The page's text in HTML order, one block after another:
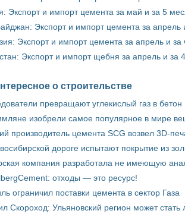
Экспорт и импорт цемента за май и за 5
Экспорт и импорт цемента за
Экспорт и импорт цемента за апрель и
Экспорт и импорт щебня за апрель и за
о строительстве
превращают углекислый газ в бетон
изобрели самое популярное в мире
производитель цемента SCG возвел 3D-
дороге испытают покрытие из
компания разработала не имеющую
отходы — это ресурс!
ограничил поставки цемента в сектор Газа
Скороход: Ульяновский регион может